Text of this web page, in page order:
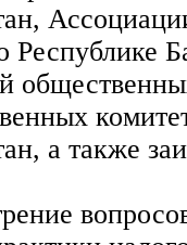
Республике
а также